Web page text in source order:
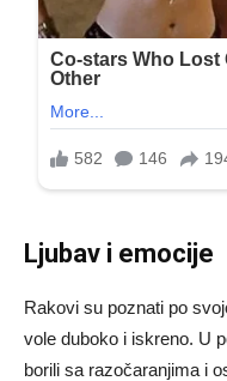
Ljubav i emocije
Rakovi su poznati po
vole duboko i iskreno. U
borili sa razočaranjima i